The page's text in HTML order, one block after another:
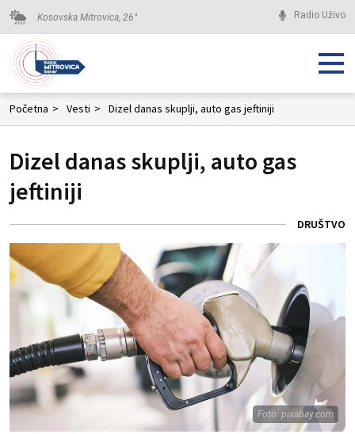
Kosovska Mitrovica, 26° Radio Uživo
Početna > Vesti > Dizel danas skuplji, auto gas jeftiniji
Dizel danas skuplji, auto gas
jeftiniji
DRUŠTVO
Foto: pixabay.com